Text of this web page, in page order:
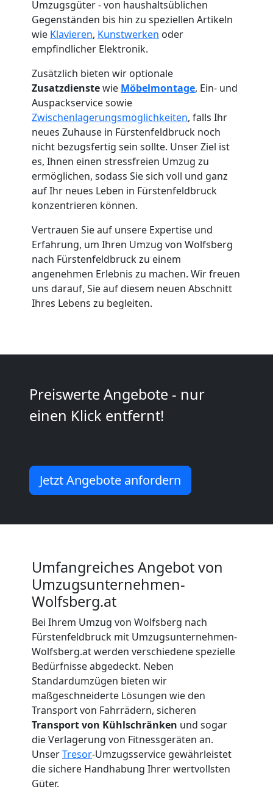
Umzugsgüter - von haushaltsüblichen
Gegenständen bis hin zu speziellen Artikeln
wie Klavieren, Kunstwerken oder
empfindlicher Elektronik.
Zusätzlich bieten wir optionale
Zusatzdienstewie Möbelmontage, Ein- und
Auspackservice sowie
Zwischenlagerungsmöglichkeiten, falls Ihr
neues Zuhause in Fürstenfeldbruck noch
nicht bezugsfertig sein sollte. Unser Ziel ist
es, Ihnen einen stressfreien Umzug zu
ermöglichen, sodass Sie sich voll und ganz
auf Ihr neues Leben in Fürstenfeldbruck
konzentrieren können.
Vertrauen Sie auf unsere Expertise und
Erfahrung, um Ihren Umzug von Wolfsberg
nach Fürstenfeldbruck zu einem
angenehmen Erlebnis zu machen. Wir freuen
uns darauf, Sie auf diesem neuen Abschnitt
Ihres Lebens zu begleiten.
Preiswerte Angebote - nur
einen Klick entfernt!
Jetzt Angebote anfordern
Umfangreiches Angebot von
Umzugsunternehmen-
Wolfsberg.at
Bei Ihrem Umzug von Wolfsberg nach
Fürstenfeldbruck mit Umzugsunternehmen-
Wolfsberg.at werden verschiedene spezielle
Bedürfnisse abgedeckt. Neben
Standardumzügen bieten wir
maßgeschneiderte Lösungen wie den
Transport von Fahrrädern, sicheren
Transport von Kühlschränken und sogar
die Verlagerung von Fitnessgeräten an.
UnserTresor-Umzugsservice gewährleistet
die sichere Handhabung Ihrer wertvollsten
Güter.
Umzugshelfer
Wolfsberg
Möbeltaxi
Wolfsberg
Wolfsberg
Möbeltransport
Wolfsberg
Beiladung
Wolfsberg
Mini
Umzug
Wolfsberg
Umzug